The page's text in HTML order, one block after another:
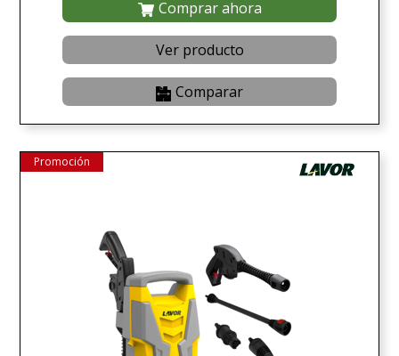
Comprar ahora
Ver producto
Comparar
Promoción